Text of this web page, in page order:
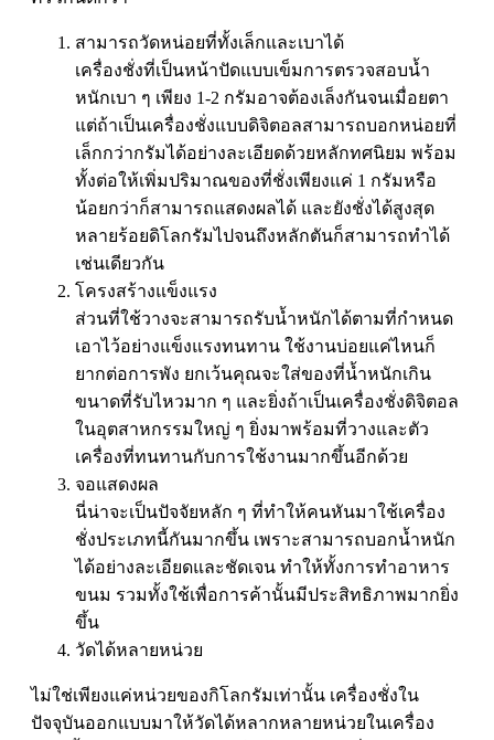
สามารถวัดหน่อยที่ทั้งเล็กและเบาได้
เครื่องชั่งที่เป็นหน้าปัดแบบเข็มการตรวจสอบน้ำ
หนักเบา ๆ เพียง 1-2 กรัมอาจต้องเล็งกันจนเมื่อยตา
แต่ถ้าเป็นเครื่องชั่งแบบดิจิตอลสามารถบอกหน่อยที่
เล็กกว่ากรัมได้อย่างละเอียดด้วยหลักทศนิยม พร้อม
ทั้งต่อให้เพิ่มปริมาณของที่ชั่งเพียงแค่ 1 กรัมหรือ
น้อยกว่าก็สามารถแสดงผลได้ และยังชั่งได้สูงสุด
หลายร้อยดิโลกรัมไปจนถึงหลักตันก็สามารถทำได้
เช่นเดียวกัน
โครงสร้างแข็งแรง
ส่วนที่ใช้วางจะสามารถรับน้ำหนักได้ตามที่กำหนด
เอาไว้อย่างแข็งแรงทนทาน ใช้งานบ่อยแค่ไหนก็
ยากต่อการพัง ยกเว้นคุณจะใส่ของที่น้ำหนักเกิน
ขนาดที่รับไหวมาก ๆ และยิ่งถ้าเป็นเครื่องชั่งดิจิตอล
ในอุตสาหกรรมใหญ่ ๆ ยิ่งมาพร้อมที่วางและตัว
เครื่องที่ทนทานกับการใช้งานมากขึ้นอีกด้วย
จอแสดงผล
นี่น่าจะเป็นปัจจัยหลัก ๆ ที่ทำให้คนหันมาใช้เครื่อง
ชั่งประเภทนี้กันมากขึ้น เพราะสามารถบอกน้ำหนัก
ได้อย่างละเอียดและชัดเจน ทำให้ทั้งการทำอาหาร
ขนม รวมทั้งใช้เพื่อการค้านั้นมีประสิทธิภาพมากยิ่ง
ขึ้น
วัดได้หลายหน่วย
ไม่ใช่เพียงแค่หน่วยของกิโลกรัมเท่านั้น เครื่องชั่งใน
ปัจจุบันออกแบบมาให้วัดได้หลากหลายหน่วยในเครื่อง